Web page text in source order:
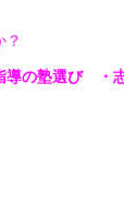
？
の塾選び ・志